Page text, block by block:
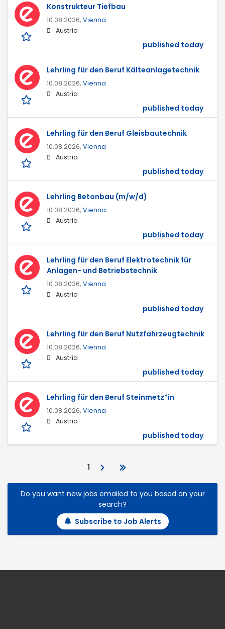
Konstrukteur Tiefbau
10.08.2026, Vienna
Austria
published today
Lehrling für den Beruf Kälteanlagetechnik
10.08.2026, Vienna
Austria
published today
Lehrling für den Beruf Gleisbautechnik
10.08.2026, Vienna
Austria
published today
Lehrling Betonbau (m/w/d)
10.08.2026, Vienna
Austria
published today
Lehrling für den Beruf Elektrotechnik für
Anlagen- und Betriebstechnik
10.08.2026, Vienna
Austria
published today
Lehrling für den Beruf Nutzfahrzeugtechnik
10.08.2026, Vienna
Austria
published today
Lehrling für den Beruf Steinmetz*in
10.08.2026, Vienna
Austria
published today
1
Do you want new jobs emailed to you based on your
search?
Subscribe to Job Alerts